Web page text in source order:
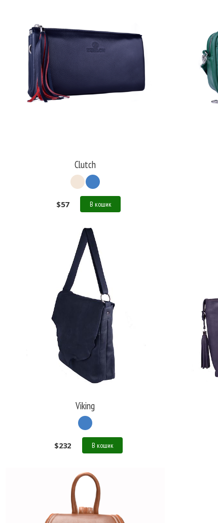
Clutch
$57 В кошик
Viking
$232 В кошик